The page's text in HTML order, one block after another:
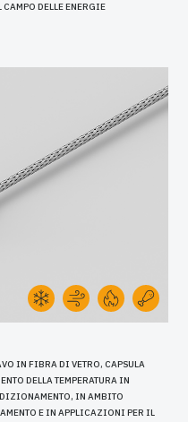
DELLE ENERGIE
IN FIBRA DI VETRO, CAPSULA
DELLA TEMPERATURA IN
IN AMBITO
E IN APPLICAZIONI PER IL